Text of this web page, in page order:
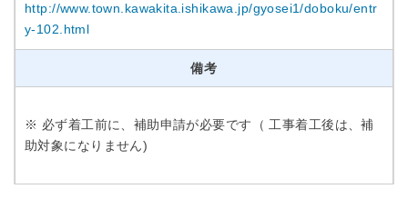
http://www.town.kawakita.ishikawa.jp/gyosei1/doboku/entr
y-102.html
備考
※ 必ず着工前に、補助申請が必要です（ 工事着工後は、補
助対象になりません)